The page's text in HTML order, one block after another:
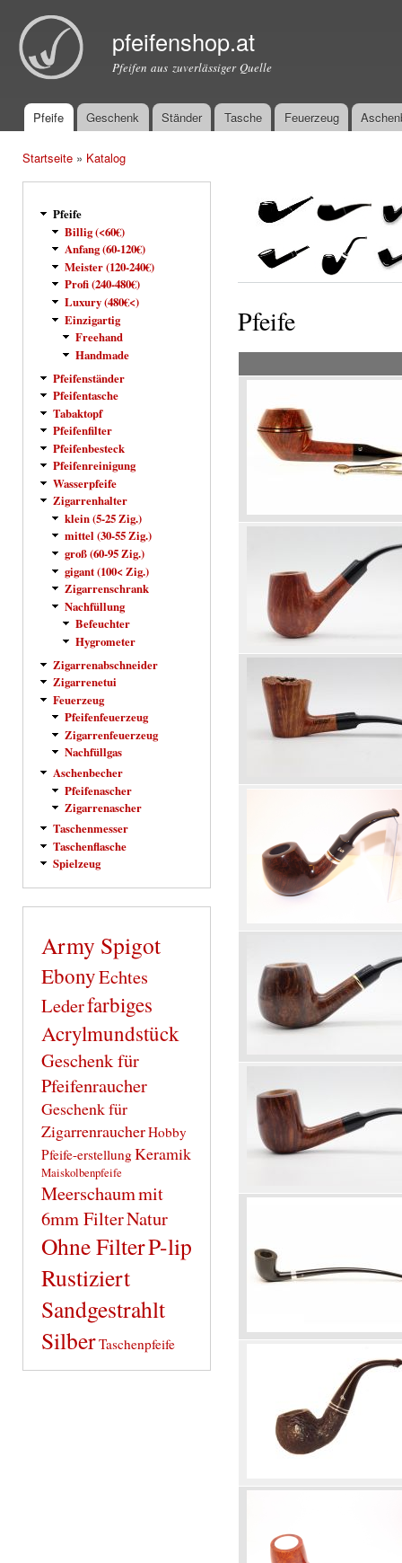
pfeifenshop.at
Pfeifen aus zuverlässiger Quelle
Hauptmenü
Pfeife Geschenk Ständer Tasche Feuerzeug
Startseite » Katalog
Pfeife
Billig (<60€)
Anfang (60-120€)
Meister (120-240€)
Profi (240-480€)
Luxury (480€<)
Einzigartig
Freehand
Handmade
Pfeifenständer
Pfeifentasche
Tabaktopf
Pfeifenfilter
Pfeifenbesteck
Pfeifenreinigung
Wasserpfeife
Zigarrenhalter
klein (5-25 Zig.)
mittel (30-55 Zig.)
groß (60-95 Zig.)
gigant (100< Zig.)
Zigarrenschrank
Nachfüllung
Befeuchter
Hygrometer
Zigarrenabschneider
Zigarrenetui
Feuerzeug
Pfeifenfeuerzeug
Zigarrenfeuerzeug
Nachfüllgas
Aschenbecher
Pfeifenascher
Zigarrenascher
Taschenmesser
Taschenflasche
Spielzeug
Army Spigot
EbonyEchtes
Lederfarbiges
Acrylmundstück
Geschenk für
Pfeifenraucher
Geschenk für
ZigarrenraucherHobby
Pfeife-erstellungKeramik
Maiskolbenpfeife
Meerschaummit
6mm FilterNatur
Ohne FilterP-lip
Rustiziert
Sandgestrahlt
SilberTaschenpfeife
Pfeife